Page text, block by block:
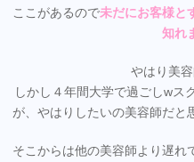
ここがあるので未だにお客様と
知れ
やはり美
しかし４年間大学で過ごしwス
が、やはりしたいの美容師だと
そこからは他の美容師より遅れ